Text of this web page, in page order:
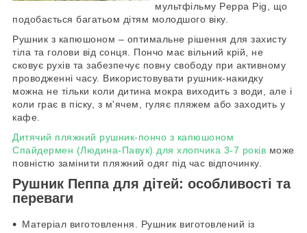
мультфільму Peppa Pig, що
подобається багатьом дітям молодшого віку.
Рушник з капюшоном – оптимальне рішення для захисту
тіла та голови від сонця. Пончо має вільний крій, не
сковує рухів та забезпечує повну свободу при активному
проводженні часу. Використовувати рушник-накидку
можна не тільки коли дитина мокра виходить з води, але і
коли грає в піску, з м'ячем, гуляє пляжем або заходить у
кафе.
Дитячий пляжний рушник-пончо з капюшоном
Спайдермен (Людина-Павук) для хлопчика 3-7 років може
повністю замінити пляжний одяг під час відпочинку.
Рушник Пеппа для дітей: особливості та
переваги
Матеріал виготовлення. Рушник виготовлений із